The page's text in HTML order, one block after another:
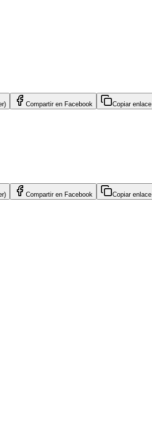
Compartir en Facebook Copiar enlace
Compartir en Facebook Copiar enlace